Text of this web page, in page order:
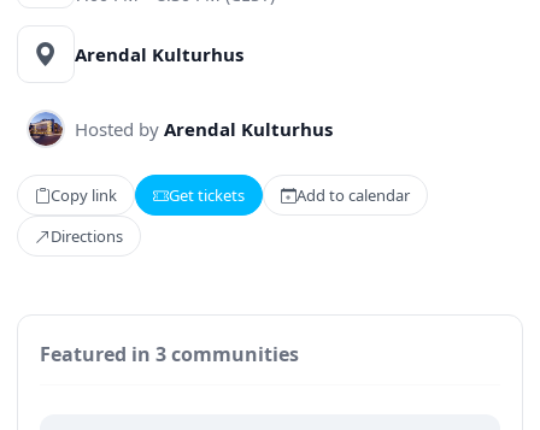
Arendal Kulturhus
Hosted by Arendal Kulturhus
Copy link Get tickets
Add to calendar
Directions
Featured in 3 communities